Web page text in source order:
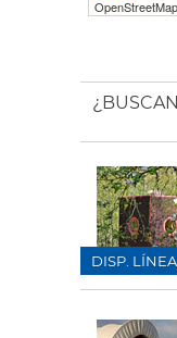
DISP. LÍNEA